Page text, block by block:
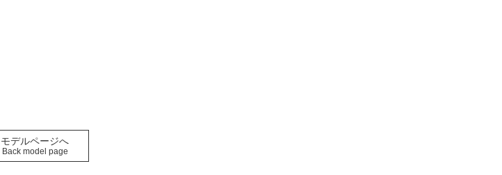
モデルページへ
Back model page